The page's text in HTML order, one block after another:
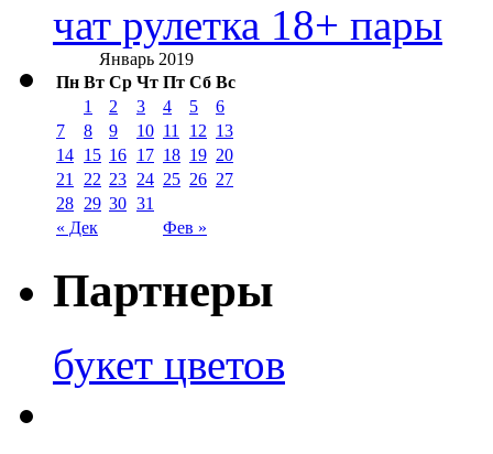
чат рулетка 18+ пары
Январь 2019
Пн Вт Ср Чт Пт Сб Вс
« Дек Фев »
1 2 3 4 5
6
7
8 9 10 11 12 13
14 15 16 17 18 19 20
21
22 23 24 25 26 27
28 29 30 31
Партнеры
букет цветов